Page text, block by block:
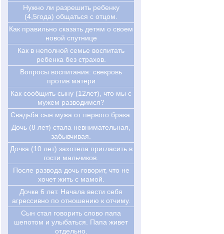
Нужно ли разрешить ребенку
(4,5года) общаться с отцом.
Как правильно сказать детям о своем
новой спутнице
Как в неполной семье воспитать
ребенка без страхов.
Вопросы воспитания: свекровь
против матери
Как сообщить сыну (12лет), что мы с
мужем разводимся?
Свадьба сын мужа от первого брака.
Дочь (8 лет) стала невнимательная,
забывчивая.
Дочка (10 лет) захотела пригласить в
гости мальчиков.
После развода дочь говорит, что не
хочет жить с мамой.
Дочке 6 лет. Начала вести себя
агрессивно по отношению к отчиму.
Сын стал говорить слово папа
шепотом и улыбаться. Папа живет
отдельно.